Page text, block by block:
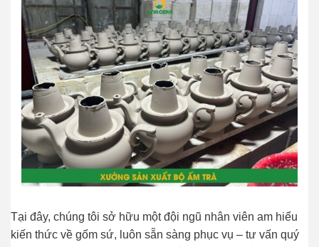
Tại đây, chúng tôi sở hữu một đội ngũ nhân viên am hiểu
kiến thức về gốm sứ, luôn sẵn sàng phục vụ – tư vấn quý